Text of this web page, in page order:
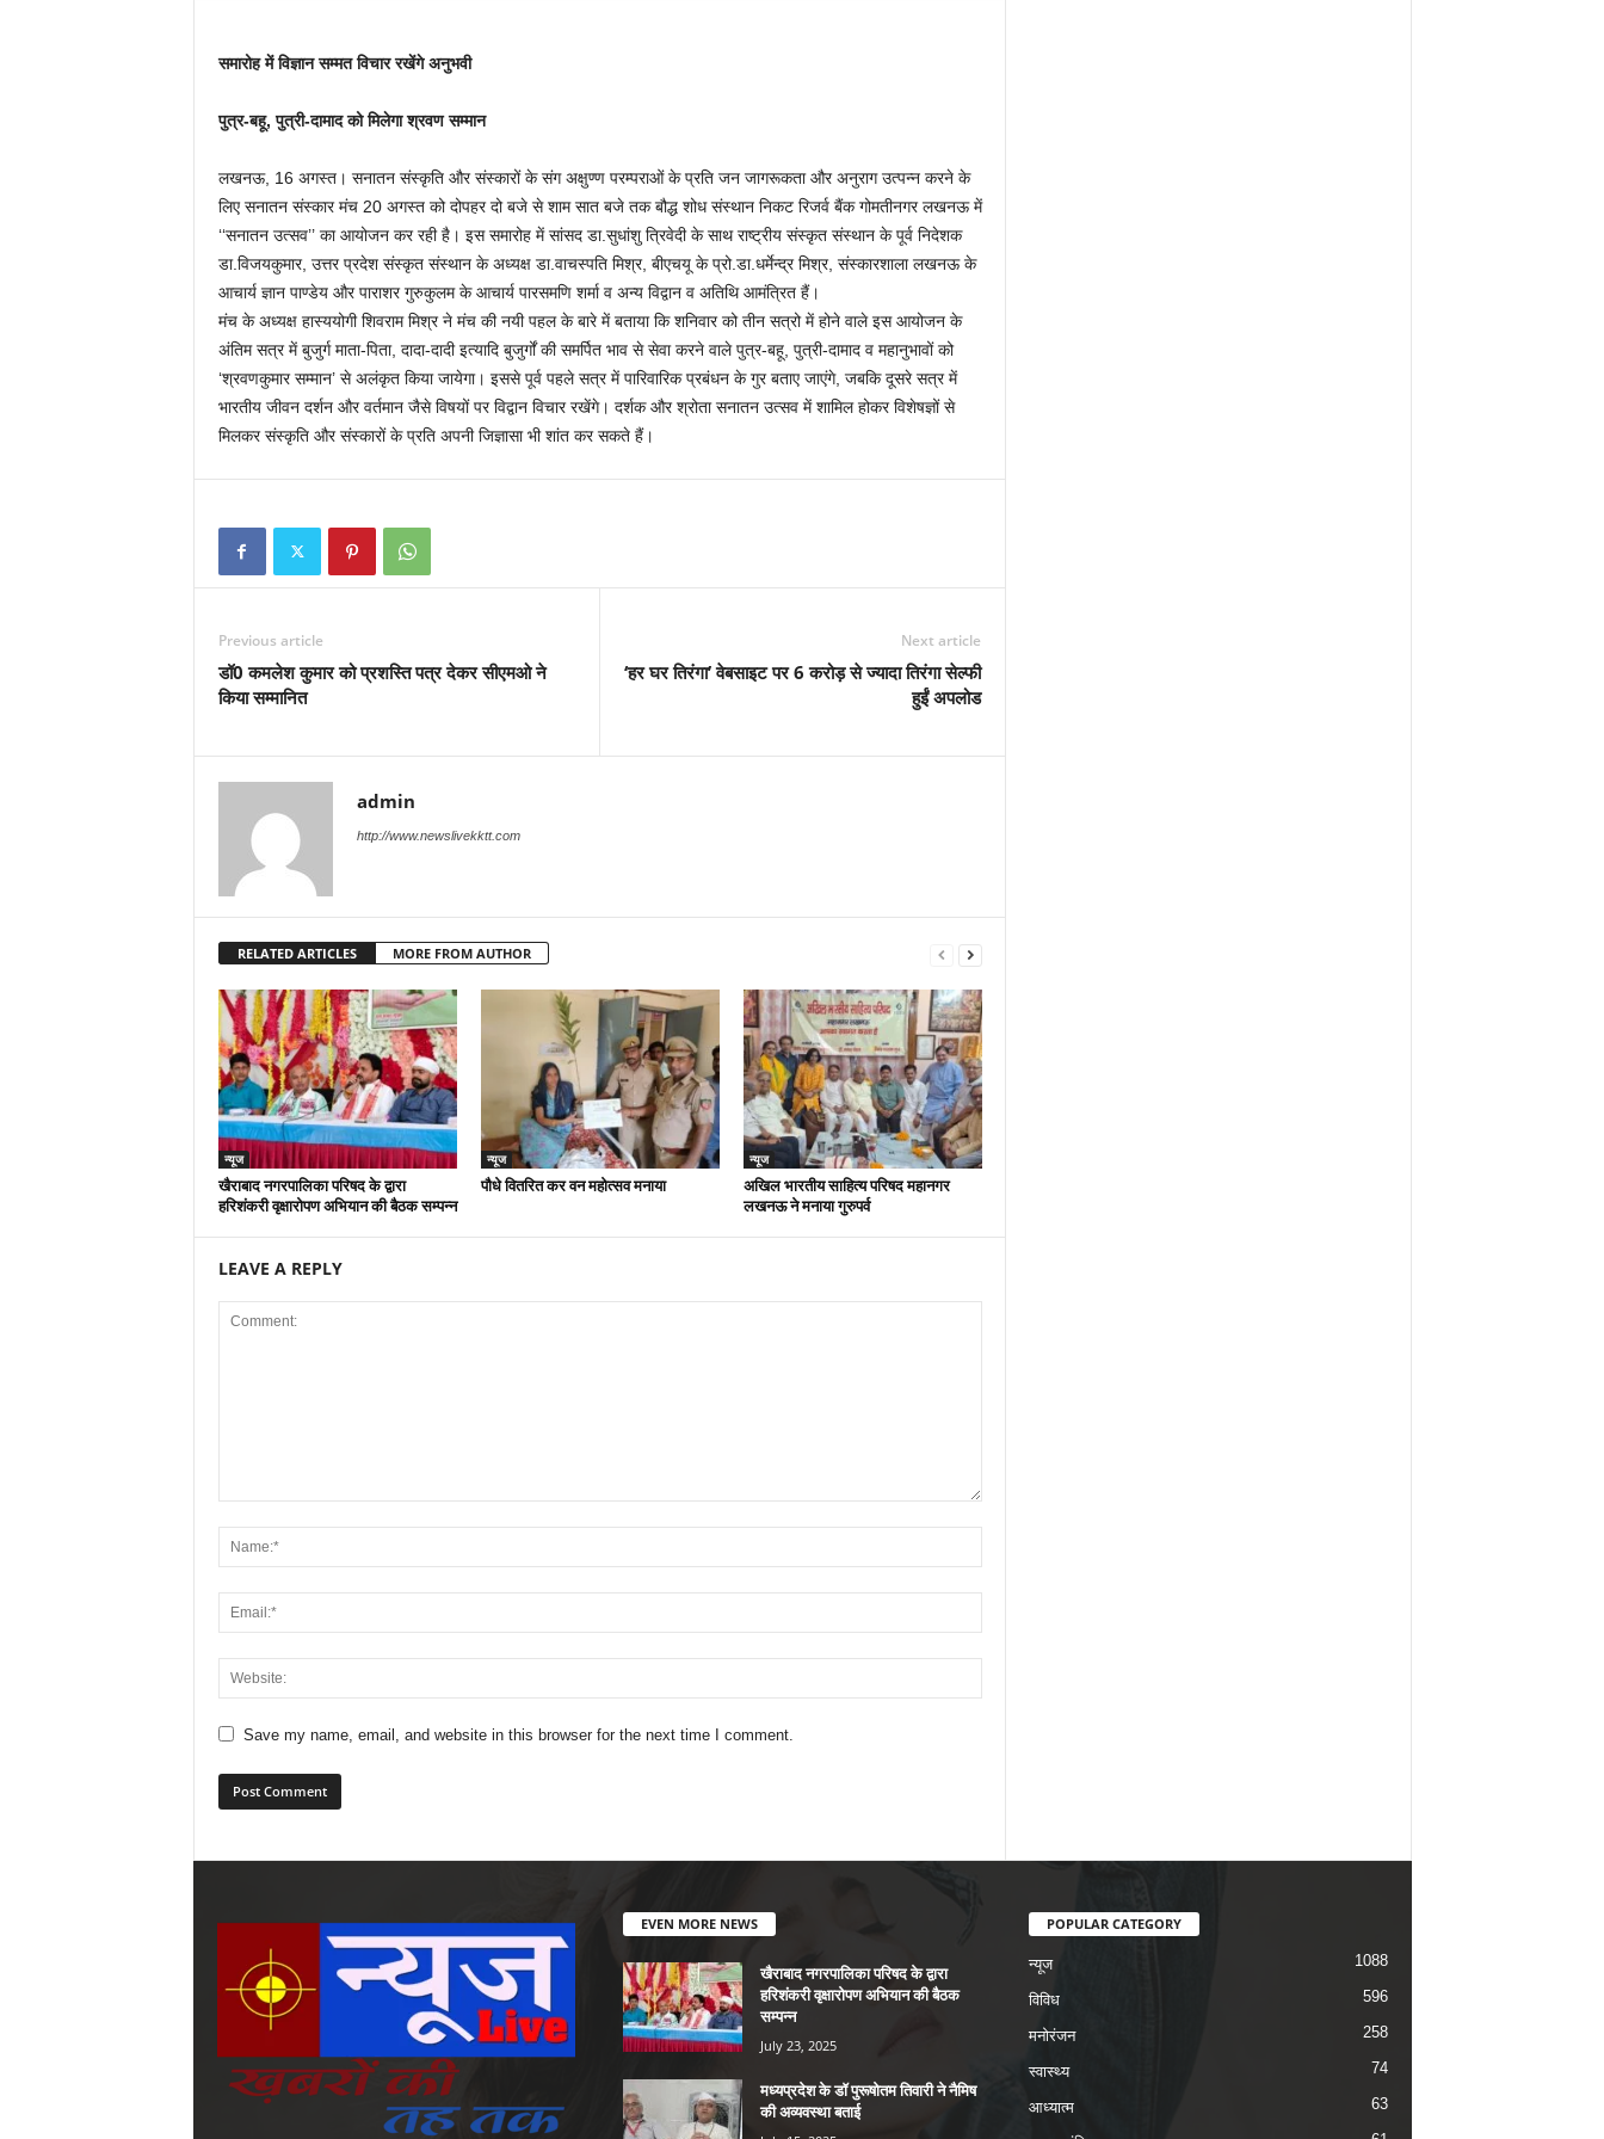
समारोह में विज्ञान सम्मत विचार रखेंगे अनुभवी
पुत्र-बहू, पुत्री-दामाद को मिलेगा श्रवण सम्मान
लखनऊ, 16 अगस्त। सनातन संस्कृति और संस्कारों के संग अक्षुण्ण परम्पराओं के प्रति जन जागरूकता और अनुराग उत्पन्न करने के
लिए सनातन संस्कार मंच 20 अगस्त को दोपहर दो बजे से शाम सात बजे तक बौद्ध शोध संस्थान निकट रिजर्व बैंक गोमतीनगर लखनऊ में
‘‘सनातन उत्सव’’ का आयोजन कर रही है। इस समारोह में सांसद डा.सुधांशु त्रिवेदी के साथ राष्ट्रीय संस्कृत संस्थान के पूर्व निदेशक
डा.विजयकुमार, उत्तर प्रदेश संस्कृत संस्थान के अध्यक्ष डा.वाचस्पति मिश्र, बीएचयू के प्रो.डा.धर्मेन्द्र मिश्र, संस्कारशाला लखनऊ के
आचार्य ज्ञान पाण्डेय और पाराशर गुरुकुलम के आचार्य पारसमणि शर्मा व अन्य विद्वान व अतिथि आमंत्रित हैं।
मंच के अध्यक्ष हास्ययोगी शिवराम मिश्र ने मंच की नयी पहल के बारे में बताया कि शनिवार को तीन सत्रो में होने वाले इस आयोजन के
अंतिम सत्र में बुजुर्ग माता-पिता, दादा-दादी इत्यादि बुजुर्गों की समर्पित भाव से सेवा करने वाले पुत्र-बहू, पुत्री-दामाद व महानुभावों को
‘श्रवणकुमार सम्मान’ से अलंकृत किया जायेगा। इससे पूर्व पहले सत्र में पारिवारिक प्रबंधन के गुर बताए जाएंगे, जबकि दूसरे सत्र में
भारतीय जीवन दर्शन और वर्तमान जैसे विषयों पर विद्वान विचार रखेंगे। दर्शक और श्रोता सनातन उत्सव में शामिल होकर विशेषज्ञों से
मिलकर संस्कृति और संस्कारों के प्रति अपनी जिज्ञासा भी शांत कर सकते हैं।
Previous article
डॉ0 कमलेश कुमार को प्रशस्ति पत्र देकर सीएमओ ने
किया सम्मानित
Next article
‘हर घर तिरंगा’ वेबसाइट पर 6 करोड़ से ज्यादा तिरंगा सेल्फी
हुईं अपलोड
admin
http://www.newslivekktt.com
RELATED ARTICLES MORE FROM AUTHOR
न्यूज
खैराबाद नगरपालिका परिषद के द्वारा
हरिशंकरी वृक्षारोपण अभियान की बैठक सम्पन्न
न्यूज
पौधे वितरित कर वन महोत्सव मनाया
न्यूज
अखिल भारतीय साहित्य परिषद महानगर
लखनऊ ने मनाया गुरुपर्व
LEAVE A REPLY
Save my name, email, and website in this browser for the next time I comment.
EVEN MORE NEWS
खैराबाद नगरपालिका परिषद के द्वारा
हरिशंकरी वृक्षारोपण अभियान की बैठक
सम्पन्न
July 23, 2025
मध्यप्रदेश के डॉ पुरूषोतम तिवारी ने नैमिष
की अव्यवस्था बताई
POPULAR CATEGORY
न्यूज 1088
विविध 596
मनोरंजन 258
स्वास्थ्य 74
आध्यात्म 63